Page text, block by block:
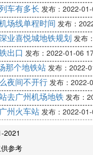
车有多长 发布：2022-
场线单程时间 发布：
业喜悦城地铁规划 发布
出口 发布：2022-01-06
那个地铁站发布：2022-
夜间不开行 发布：2022-
去广州机场地铁发布：
州火车站 发布：2022-
2021
参考